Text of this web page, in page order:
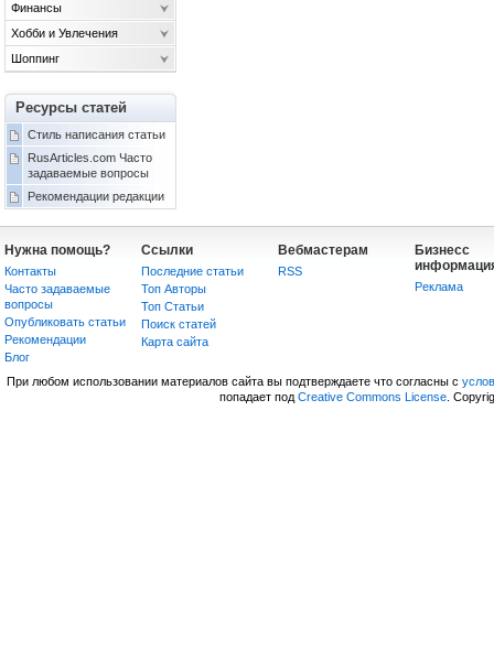
Финансы
Хобби и Увлечения
Шоппинг
Ресурсы статей
Стиль написания статьи
RusArticles.com Часто
задаваемые вопросы
Рекомендации редакции
Нужна помощь?
Контакты
Часто задаваемые
вопросы
Опубликовать статьи
Рекомендации
Блог
Ссылки
Последние статьи
Топ Авторы
Топ Статьи
Поиск статей
Карта сайта
Вебмастерам
RSS
Бизнесс
Реклама
При любом использовании материалов сайта вы подтверждаете что согласны с
попадает под Creative Commons License.